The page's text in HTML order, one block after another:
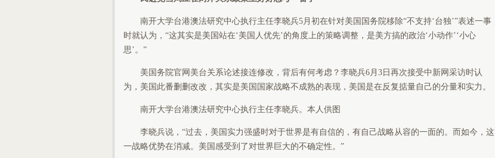
南开大学台港澳法研究中心执行主任李晓兵5月初在针对美国国务院移除“不支持‘台独’”表述一事
时就认为，“这其实是美国站在‘美国人优先’的角度上的策略调整，是美方搞的政治‘小动作’‘小心
思’。”
美国务院官网美台关系论述接连修改，背后有何考虑？李晓兵6月3日再次接受中新网采访时认
为，美国此番删删改改，其实是美国国家战略不成熟的表现，美国是在反复掂量自己的分量和实力。
南开大学台港澳法研究中心执行主任李晓兵。本人供图
李晓兵说，“过去，美国实力强盛时对于世界是有自信的，有自己战略从容的一面的。而如今，这
一战略优势在消减。美国感受到了对世界巨大的不确定性。”